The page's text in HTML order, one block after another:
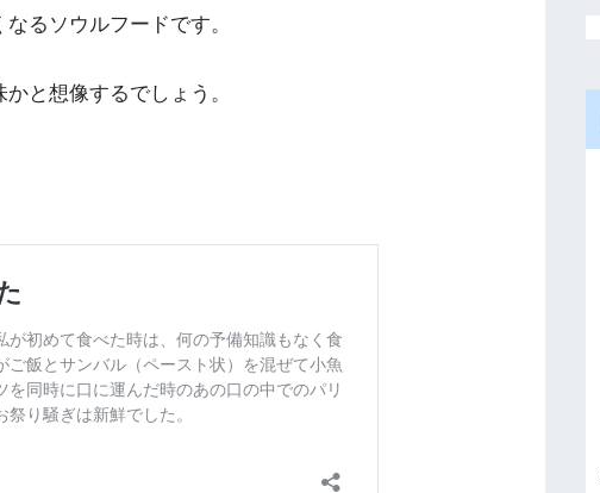
るソウルフードです。
と想像するでしょう。